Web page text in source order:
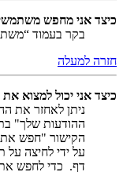
כיצד אני מחפש
בקר בעמוד
חזרה למעלה
כיצד אני יכול למצוא
ניתן לאחזר את
ההודעות שלך"
הקישור "חפש
על ידי לחיצה על
דף. כדי לחפש